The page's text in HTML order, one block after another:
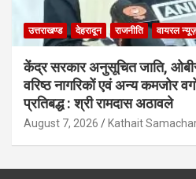
उत्तराखण्ड देहरादून राजनीति वायरल न्यूज़
केंद्र सरकार अनुसूचित जाति,
वरिष्ठ नागरिकों एवं अन्य कमजोर
प्रतिबद्ध : श्री रामदास अठावले
August 7, 2026 Kathait